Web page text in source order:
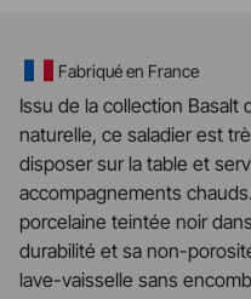
Fabriqué en France
Issu de la collection
naturelle, ce saladier est
disposer sur la table et
accompagnements
porcelaine teintée noir
durabilité et sa non-
lave-vaisselle sans